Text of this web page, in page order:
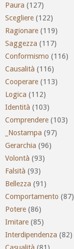
Paura (127)
Scegliere (122)
Ragionare (119)
Saggezza (117)
Conformismo (116)
Causalità (116)
Cooperare (113)
Logica (112)
Identità (103)
Comprendere (103)
_Nostampa (97)
Gerarchia (96)
Volontà (93)
Falsità (93)
Bellezza (91)
Comportamento (87)
Potere (86)
Imitare (85)
Interdipendenza (82)